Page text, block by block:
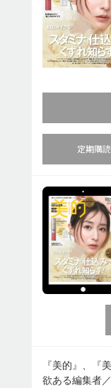
定期購読
『美的』、『
欲ある編集者